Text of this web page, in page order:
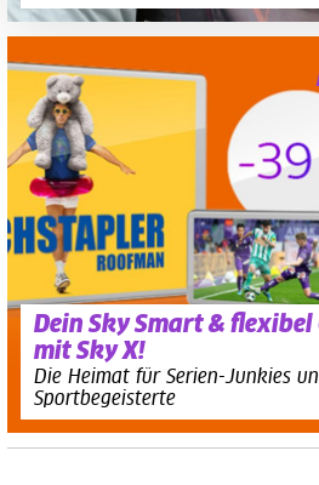
Dein Sky Smart & flexibel
mit Sky X!
Die Heimat für Serien-Junkies
Sportbegeisterte